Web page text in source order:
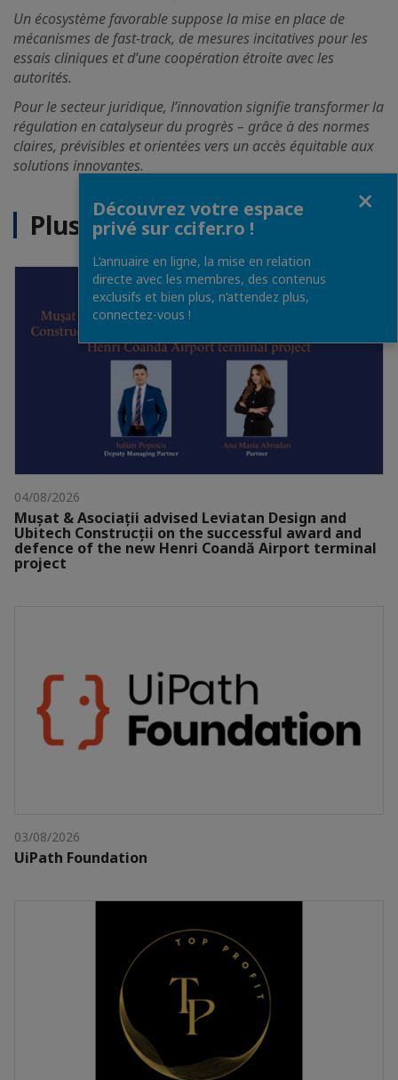
Un écosystème favorable suppose la mise en place de
mécanismes de fast-track, de mesures incitatives pour les
essais cliniques et d’une coopération étroite avec les
autorités.
Pour le secteur juridique, l’innovation signifie transformer la
régulation en catalyseur du progrès – grâce à des normes
claires, prévisibles et orientées vers un accès équitable aux
solutions innovantes.
Plus d'actualités
04/08/2026
Mușat & Asociații advised Leviatan Design and
Ubitech Construcții on the successful award and
defence of the new Henri Coandă Airport terminal
project
03/08/2026
UiPath Foundation
Découvrez votre espace
privé sur ccifer.ro !
L’annuaire en ligne, la mise en relation
directe avec les membres, des contenus
exclusifs et bien plus, n’attendez plus,
connectez-vous !